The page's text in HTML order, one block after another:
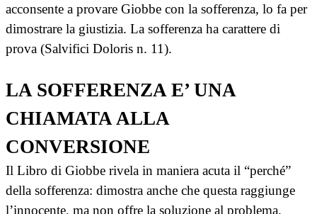
acconsente a provare Giobbe con la sofferenza, lo fa per
dimostrare la giustizia. La sofferenza ha carattere di
prova (Salvifici Doloris n. 11).
LA SOFFERENZA E’ UNA
CHIAMATA ALLA
CONVERSIONE
Il Libro di Giobbe rivela in maniera acuta il “perché”
della sofferenza: dimostra anche che questa raggiunge
l’innocente, ma non offre la soluzione al problema.